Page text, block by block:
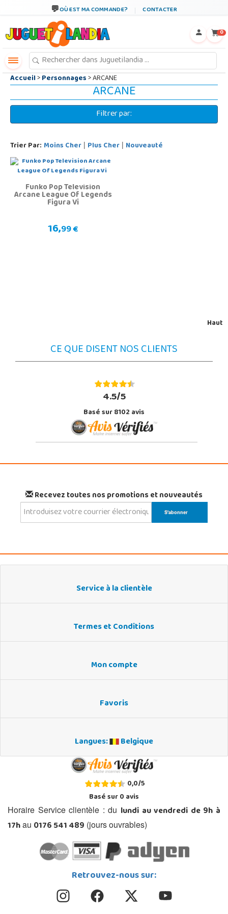
OÙ EST MA COMMANDE? CONTACTER
0
Accueil>Personnages> ARCANE
ARCANE
Filtrer par:
Trier Par: Moins Cher | Plus Cher | Nouveauté
Funko Pop Television
Arcane League Of Legends
Figura Vi
16,99 €
Haut
CE QUE DISENT NOS CLIENTS
4.5/5
Basé sur 8102 avis
Recevez toutes nos promotions et nouveautés
Service à la clientèle
Termes et Conditions
Mon compte
Favoris
Langues: Belgique
0,0/5
Basé sur0avis
Horaire Service clientèle : du lundi au vendredi de 9h à
17hau 0176 541 489 (jours ouvrables)
Retrouvez-nous sur: